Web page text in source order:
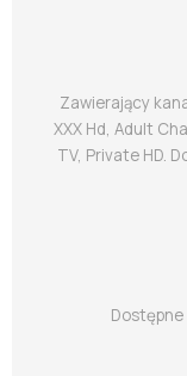
Zawierający
XXX Hd, Adult
TV, Private HD.